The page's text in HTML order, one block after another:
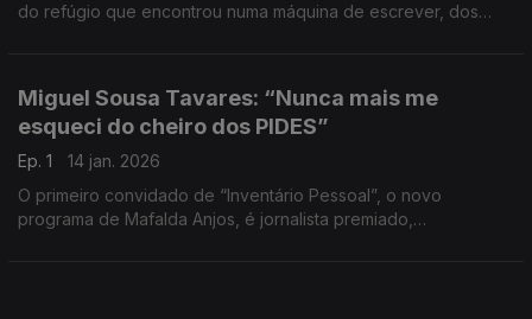
do refúgio que encontrou numa máquina de escrever, dos
Miguel Sousa Tavares: “Nunca mais me
esqueci do cheiro dos PIDES”
Ep. 1
14 jan. 2026
O primeiro convidado de “Inventário Pessoal”, o novo
programa de Mafalda Anjos, é jornalista premiado,